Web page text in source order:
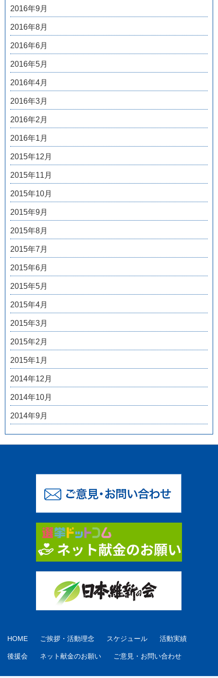
2016年9月
2016年8月
2016年6月
2016年5月
2016年4月
2016年3月
2016年2月
2016年1月
2015年12月
2015年11月
2015年10月
2015年9月
2015年8月
2015年7月
2015年6月
2015年5月
2015年4月
2015年3月
2015年2月
2015年1月
2014年12月
2014年10月
2014年9月
HOME ご挨拶・活動理念 スケジュール 活動実績
後援会 ネット献金のお願い ご意見・お問い合わせ